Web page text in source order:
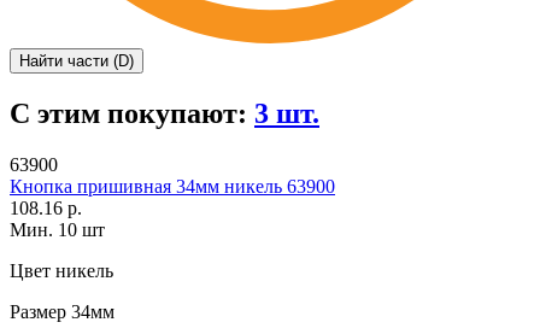
Найти части (D)
С этим покупают: 3 шт.
63900
Кнопка пришивная 34мм никель 63900
108.16 р.
Мин. 10 шт
Цвет никель
Размер 34мм